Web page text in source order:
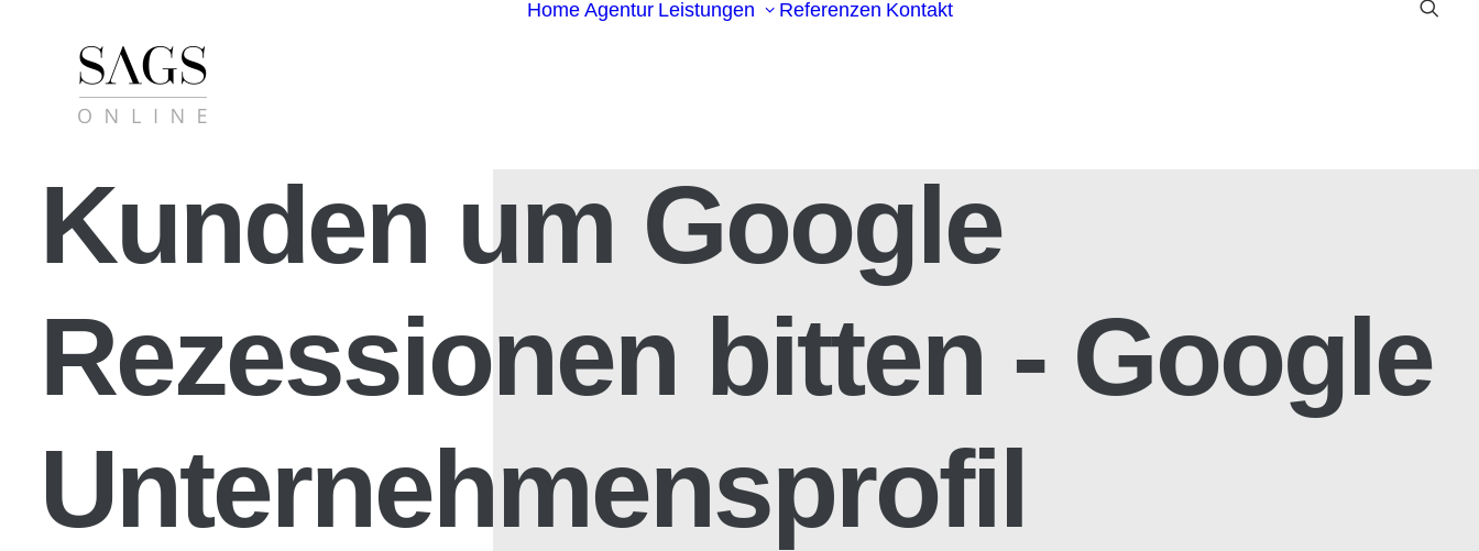
Home Agentur Leistungen Referenzen Kontakt
Kunden um Google
Rezessionen bitten - Google
Unternehmensprofil